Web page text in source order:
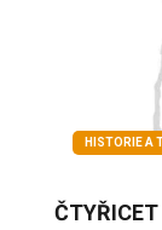
HISTORIE A
ČTYŘICET